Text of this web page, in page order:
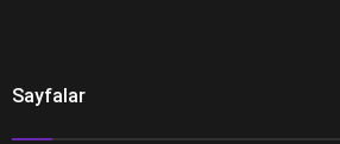
Sayfalar